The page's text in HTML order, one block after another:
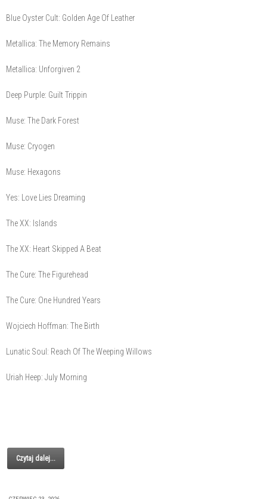
Blue Oyster Cult: Golden Age Of Leather
Metallica: The Memory Remains
Metallica: Unforgiven 2
Deep Purple: Guilt Trippin
Muse: The Dark Forest
Muse: Cryogen
Muse: Hexagons
Yes: Love Lies Dreaming
The XX: Islands
The XX: Heart Skipped A Beat
The Cure: The Figurehead
The Cure: One Hundred Years
Wojciech Hoffman: The Birth
Lunatic Soul: Reach Of The Weeping Willows
Uriah Heep: July Morning
Czytaj dalej...